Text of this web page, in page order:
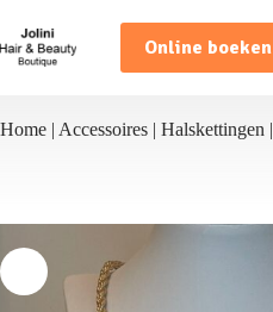
naar
de
inhoud
Online boeken
Home | Accessoires | Halskettingen |